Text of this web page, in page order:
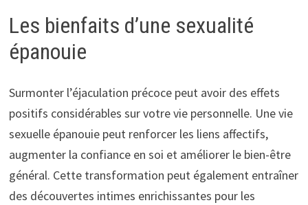
Les bienfaits d’une sexualité
épanouie
Surmonter l’éjaculation précoce peut avoir des effets
positifs considérables sur votre vie personnelle. Une vie
sexuelle épanouie peut renforcer les liens affectifs,
augmenter la confiance en soi et améliorer le bien-être
général. Cette transformation peut également entraîner
des découvertes intimes enrichissantes pour les